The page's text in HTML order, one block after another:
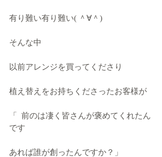
有り難い有り難い( ＾∀＾)
そんな中
以前アレンジを買ってくださり
植え替えをお持ちくださったお客様が
「  前のは凄く皆さんが褒めてくれたん
です
あれば誰が創ったんですか？」